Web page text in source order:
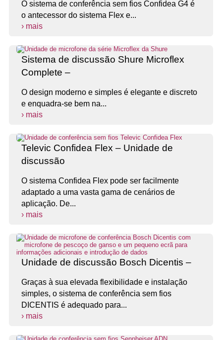
O sistema de conferência sem fios Confidea G4 é
o antecessor do sistema Flex e...
› mais
Sistema de discussão Shure Microflex
Complete –
O design moderno e simples é elegante e discreto
e enquadra-se bem na...
› mais
Televic Confidea Flex – Unidade de
discussão
O sistema Confidea Flex pode ser facilmente
adaptado a uma vasta gama de cenários de
aplicação. De...
› mais
Unidade de discussão Bosch Dicentis –
Graças à sua elevada flexibilidade e instalação
simples, o sistema de conferência sem fios
DICENTIS é adequado para...
› mais